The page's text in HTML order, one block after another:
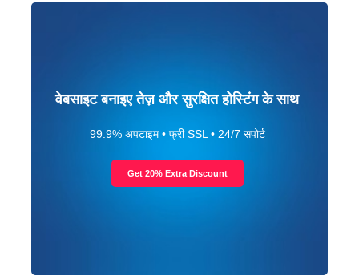
वेबसाइट बनाइए तेज़ और सुरक्षित होस्टिंग के साथ
99.9% अपटाइम • फ्री SSL • 24/7 सपोर्ट
Get 20% Extra Discount